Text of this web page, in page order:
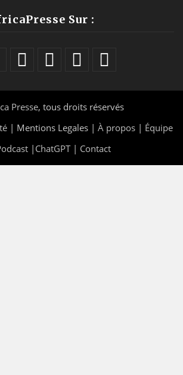
Sur :
Presse, tous droits réservés
| Mentions Legales | À propos | Équipe
| ChatGPT| Contact